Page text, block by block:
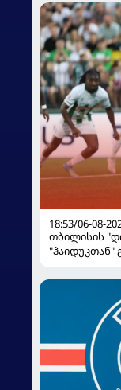
18:53/06-08-
თბილისის
"ჰაიდუკთან"